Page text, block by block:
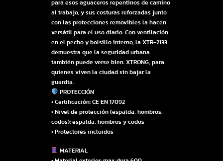
para esos aguaceros repentinos de camino
al trabajo, y sus costuras reforzadas junto
con las protecciones removibles la hacen
versátil para el uso diario. Con ventilación
en el pecho y bolsillo interno, la XTR-2133
demuestra que la seguridad urbana
también puede verse bien. XTRONG, para
quienes viven la ciudad sin bajar la
guardia.
PROTECCIÓN
• Certificación: CE EN 17092
• Nivel de protección (espalda, hombros,
codos): espalda, hombros y codos
• Protectores incluidos
MATERIAL